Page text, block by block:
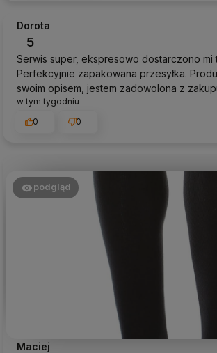
Dorota
5
Serwis super, ekspresowo dostarczono mi
Perfekcyjnie zapakowana przesyłka.
swoim opisem, jestem zadowolona z
w tym tygodniu
0
0
podgląd
Maciej